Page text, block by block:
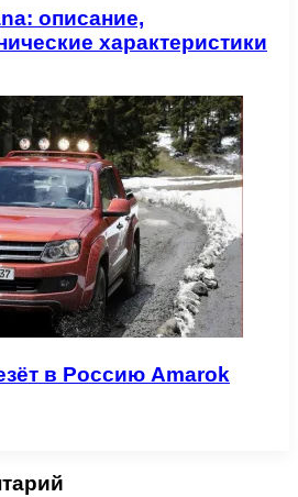
описание,
характеристики
в Россию Amarok